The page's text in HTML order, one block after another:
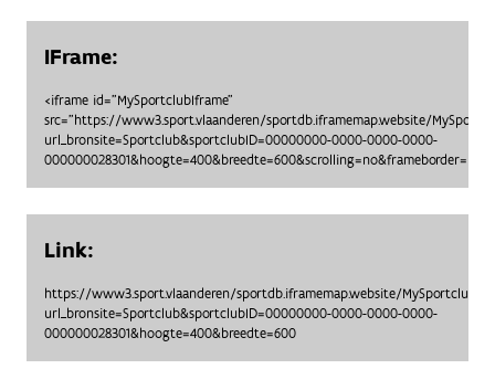
IFrame:
<iframe id="MySportclubIframe"
src="https://www3.sport.vlaanderen/sportdb.iframemap.website/
url_bronsite=Sportclub&sportclubID=00000000-0000-0000-0000-
Link:
https://www3.sport.vlaanderen/sportdb.iframemap.website/
url_bronsite=Sportclub&sportclubID=00000000-0000-0000-0000-
000000028301&hoogte=400&breedte=600